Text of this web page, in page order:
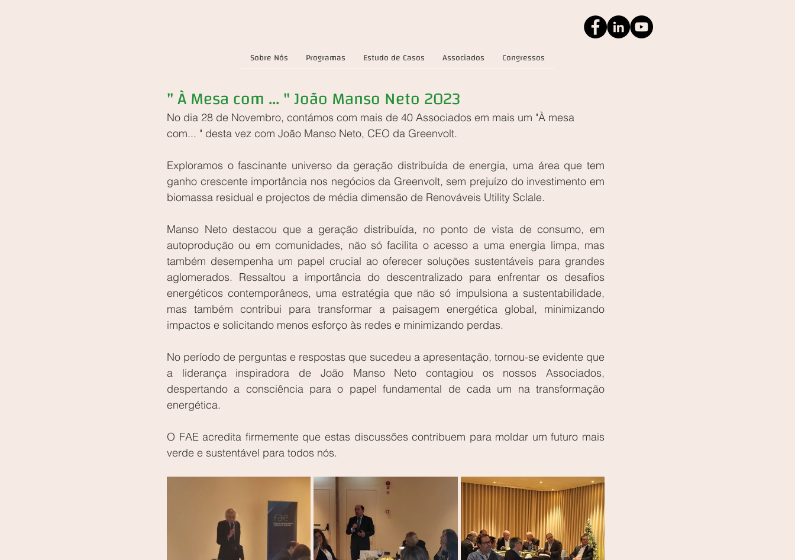
Sobre Nós Programas Estudo de Casos Associados Congressos
" À Mesa com ... " João Manso Neto 2023
No dia 28 de Novembro, contámos com mais de 40 Associados em mais um "À mesa
com... " desta vez com João Manso Neto, CEO da Greenvolt.
Exploramos o fascinante universo da geração distribuída de energia, uma área que tem
ganho crescente importância nos negócios da Greenvolt, sem prejuízo do investimento em
biomassa residual e projectos de média dimensão de Renováveis Utility Sclale.
Manso Neto destacou que a geração distribuída, no ponto de vista de consumo, em
autoprodução ou em comunidades, não só facilita o acesso a uma energia limpa, mas
também desempenha um papel crucial ao oferecer soluções sustentáveis para grandes
aglomerados. Ressaltou a importância do descentralizado para enfrentar os desafios
energéticos contemporâneos, uma estratégia que não só impulsiona a sustentabilidade,
mas também contribui para transformar a paisagem energética global, minimizando
impactos e solicitando menos esforço às redes e minimizando perdas.
No período de perguntas e respostas que sucedeu a apresentação, tornou-se evidente que
a liderança inspiradora de João Manso Neto contagiou os nossos Associados,
despertando a consciência para o papel fundamental de cada um na transformação
energética.
O FAE acredita firmemente que estas discussões contribuem para moldar um futuro mais
verde e sustentável para todos nós.